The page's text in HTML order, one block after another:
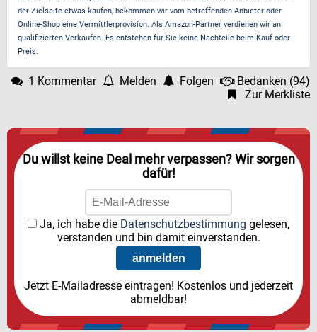
der Zielseite etwas kaufen, bekommen wir vom betreffenden Anbieter oder
Online-Shop eine Vermittlerprovision. Als Amazon-Partner verdienen wir an
qualifizierten Verkäufen. Es entstehen für Sie keine Nachteile beim Kauf oder
Preis.
1 Kommentar Melden Folgen Bedanken (94)
Zur Merkliste
Du willst keine Deal mehr verpassen? Wir sorgen
dafür!
Ja, ich habe die Datenschutzbestimmung gelesen,
verstanden und bin damit einverstanden.
Jetzt E-Mailadresse eintragen! Kostenlos und jederzeit
abmeldbar!